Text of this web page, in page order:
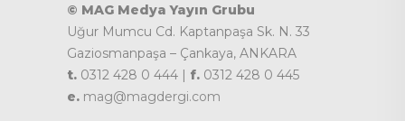
© MAG Medya Yayın Grubu
Uğur Mumcu Cd. Kaptanpaşa Sk. N. 33
Gaziosmanpaşa – Çankaya, ANKARA
t. 0312 428 0 444 | f. 0312 428 0 445
e. mag@magdergi.com